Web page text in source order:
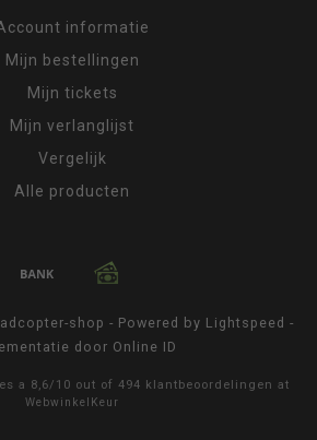
informatie
Mijn bestellingen
Mijn tickets
Mijn verlanglijst
Vergelijk
Alle producten
shop - Powered by Lightspeed -
door Online ID
a 8,6/ 10 out of 494 klantbeoordelingen at
WebwinkelKeur